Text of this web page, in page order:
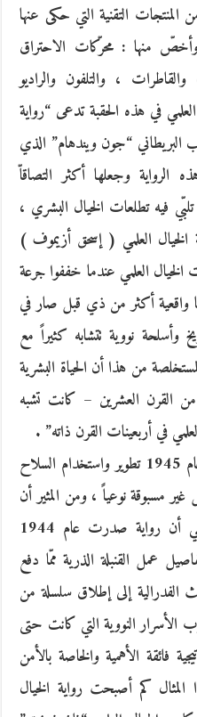
المنتجات التقنية التي حكى عنها
وأخصّ منها : محرّكات الاحتراق
، والتلفون والراديو
في هذه الحقبة تدعى “رواية
البريطاني “جون ويندهام” الذي
الرواية وجعلها أكثر التصاقاّ
فيه تطلعات الخيال البشري ،
الخيال العلمي ( إسحق أزيموف )
الخيال العلمي عندما خففوا جرعة
واقعية أكثر من ذي قبل صار في
نووية تتشابه كثيراً مع
من هذا أن الحياة البشرية
القرن العشرين – كانت تشبه
في أربعينات القرن ذاته” .
شهدت نهاية الحرب العالمية الثانية عام 1945 تطوير واستخدام السلاح
مسبوقة نوعياً ، ومن المثير أن
نقرأ في أدبيات رواية الخيال العلمي أن رواية صدرت عام 1944
عمل القنبلة الذرية ممّا دفع
الفدرالية إلى إطلاق سلسلة من
الأسرار النووية التي كانت حتى
فائقة الأهمية والخاصة بالأمن
كم أصبحت رواية الخيال